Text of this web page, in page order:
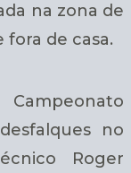
na zona de
de casa.
no
Roger